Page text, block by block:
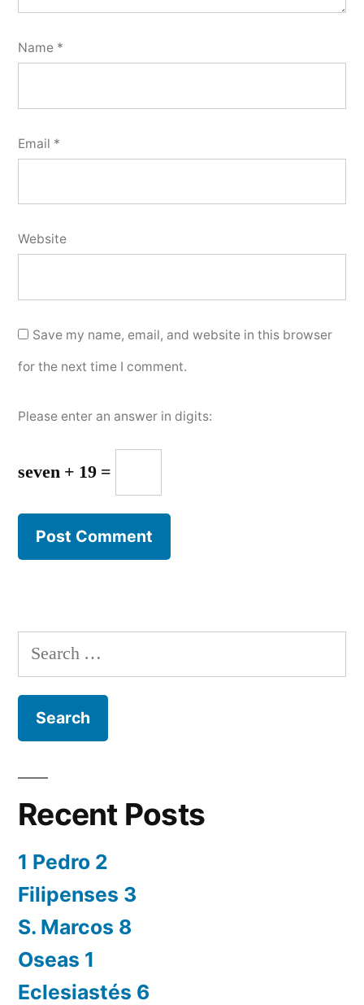
Name *
Email *
Website
Save my name, email, and website in this browser
for the next time I comment.
Please enter an answer in digits:
seven + 19 =
Search
for:
Recent Posts
1 Pedro 2
Filipenses 3
S. Marcos 8
Oseas 1
Eclesiastés 6